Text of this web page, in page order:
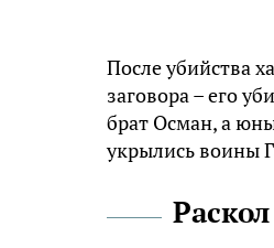
После убийства
заговора – его
брат Осман, а
укрылись воины
Раскол